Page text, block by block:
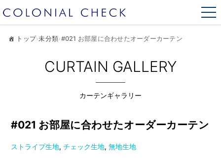
トップ›未分類›#021 お部屋に合わせたオーダーカーテン
CURTAIN GALLERY
カーテンギャラリー
#021 お部屋に合わせたオーダーカーテン
ストライプ生地,チェック生地,無地生地